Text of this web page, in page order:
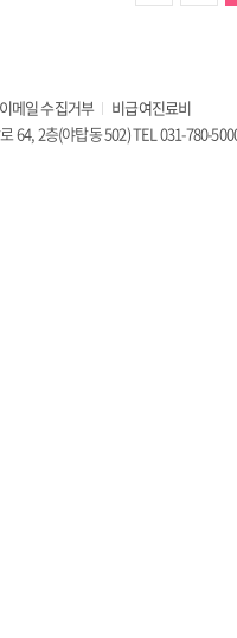
이메일 수집거부
비급여진료비
64, 2층(야탑동 502) TEL 031-780-